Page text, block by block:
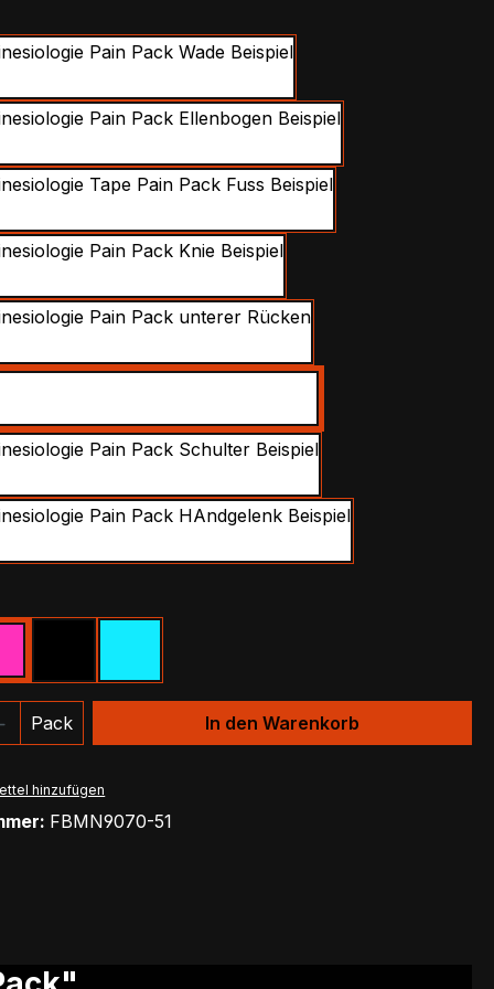
Anzahl: Gib den gewünschten Wert
Pack In den Warenkorb
hinzufügen
FBMN9070-51